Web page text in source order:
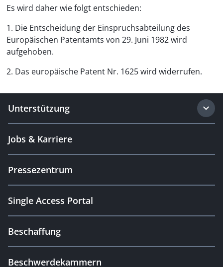
Es wird daher wie folgt entschieden:
1. Die Entscheidung der Einspruchsabteilung des
Europäischen Patentamts von 29. Juni 1982 wird
aufgehoben.
2. Das europäische Patent Nr. 1625 wird widerrufen.
Unterstützung
Jobs & Karriere
Pressezentrum
Single Access Portal
Beschaffung
Beschwerdekammern